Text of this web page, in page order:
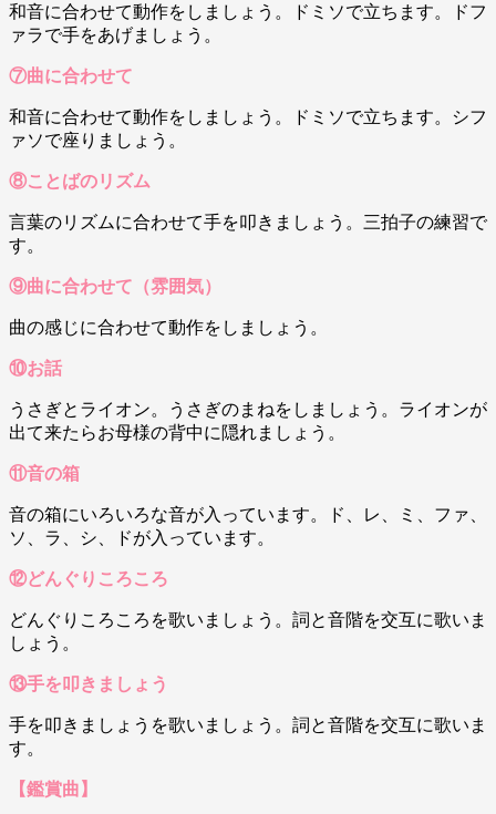
和音に合わせて動作をしましょう。ドミソで立ちます。ドフ
ァラで手をあげましょう。
⑦曲に合わせて
和音に合わせて動作をしましょう。ドミソで立ちます。シフ
ァソで座りましょう。
⑧ことばのリズム
言葉のリズムに合わせて手を叩きましょう。三拍子の練習で
す。
⑨曲に合わせて（雰囲気）
曲の感じに合わせて動作をしましょう。
⑩お話
うさぎとライオン。うさぎのまねをしましょう。ライオンが
出て来たらお母様の背中に隠れましょう。
⑪音の箱
音の箱にいろいろな音が入っています。ド、レ、ミ、ファ、
ソ、ラ、シ、ドが入っています。
⑫どんぐりころころ
どんぐりころころを歌いましょう。詞と音階を交互に歌いま
しょう。
⑬手を叩きましょう
手を叩きましょうを歌いましょう。詞と音階を交互に歌いま
す。
【鑑賞曲】